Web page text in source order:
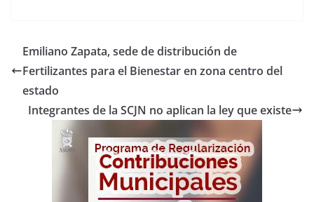
Emiliano Zapata, sede de distribución de
Fertilizantes para el Bienestar en zona centro del
estado
Integrantes de la SCJN no aplican la ley que existe